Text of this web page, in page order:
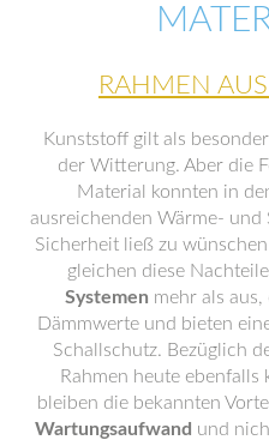
RAHMEN
Kunststoff gilt als
der Witterung. Aber die
Material konnten in
ausreichenden Wärme-
Sicherheit ließ zu
gleichen diese
Systemen mehr als
Dämmwerte und bieten
Schallschutz. Bezüglich
Rahmen heute
bleiben die bekannten
Wartungsaufwand und